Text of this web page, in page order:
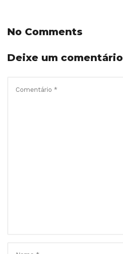
No Comments
Deixe um comentário